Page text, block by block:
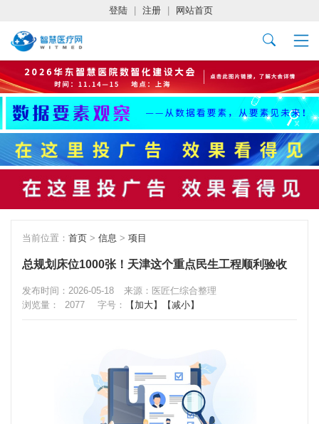
登陆 注册 网站首页
当前位置： 首页 > 信息 > 项目
总规划床位1000张！天津这个重点民生工程顺利验收
发布时间：2026-05-18
来源：医匠仁综合整理
浏览量：
2077 字号： 【加大】 【减小】